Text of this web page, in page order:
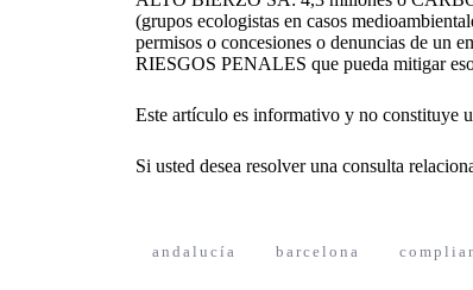
(grupos ecologistas en casos
permisos o concesiones o denuncias de un
RIESGOS PENALES que pueda mitigar
Este artículo es informativo y no constituye
Si usted desea resolver una consulta
andalucía barcelona